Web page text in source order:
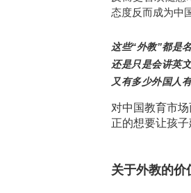
态度反而成为中
这些“外教”都是
还是只是会讲英
又有多少外国人
对中国教育市
正的想要让孩子
关于外教的价